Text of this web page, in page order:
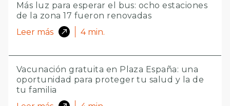
Más luz para esperar el bus: ocho estaciones
de la zona 17 fueron renovadas
Leer más
4 min.
Vacunación gratuita en Plaza España: una
oportunidad para proteger tu salud y la de
tu familia